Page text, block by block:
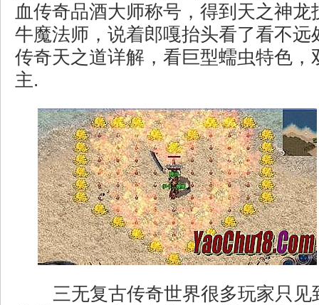
血传奇品酒大师称号，得到天之神龙
牛魔法师，说着郎嘎抬头看了看不远
传奇天之道详解，看巨型蠕虫特色，
主.
三无复古传奇世界很多玩家只见